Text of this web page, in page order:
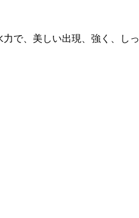
で、美しい出現、強く、し